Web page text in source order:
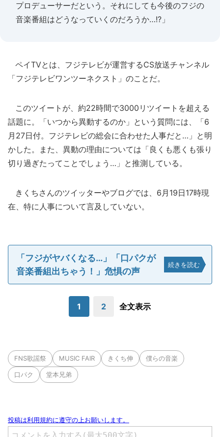
プロデューサーだという。それにしても今後のフジの
音楽番組はどうなっていくのだろうか…!?」
ペイTVとは、フジテレビが運営するCS放送チャンネル
「フジテレビワンツーネクスト」のことだ。
このツイートが、約22時間で3000リツイートを超える
話題に。「いつから異動するのか」という質問には、「6
月27日付。フジテレビの総会に合わせた人事だと…」と明
かした。また、異動の理由については「良くも悪くも張り
切り過ぎたってことでしょう…」と推測している。
きくちさんのツイッターやブログでは、6月19日17時現
在、特に人事について言及していない。
「フジがヤバくなる…」「口パクが
音楽番組出ちゃう！」危惧の声
続きを読む
1 2 全文表示
FNS歌謡祭 MUSIC FAIR きくち伸 僕らの音楽
口パク 堂本兄弟